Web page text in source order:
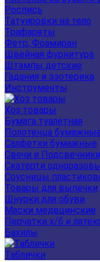
Роспись
Татуировки на тело
Трафареты
Фетр, Фоамиран
Швейная фурнитура
Штампы детские
Гадания и эзотерика
Инструменты
Хоз товары
Бумага туалетная
Полотенца
Салфетки бумажные
Свечи и Подсвечники
Скатерти
Соусницы
Товары для выпечки
Шнурки для обуви
Маски медецинские
Перчатки х/б и
Бахилы
Таблички